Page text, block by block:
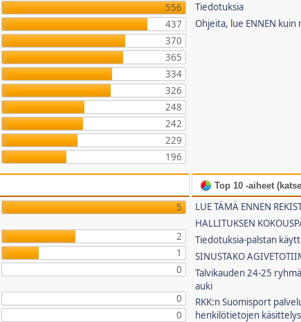
556
437
370
365
334
326
248
242
229
196
Tiedotuksia
Ohjeita, lue ENNEN
5
2
1
0
0
0
Top 10 -aiheet
LUE TÄMÄ ENNEN
HALLITUKSEN
Tiedotuksia-palstan
SINUSTAKO
Talvikauden 24-25
auki
RKK:n Suomisport
henkilötietojen